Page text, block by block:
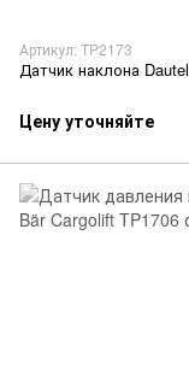
Артикул: TP2173
Датчик наклона Dautel
Цену уточняйте